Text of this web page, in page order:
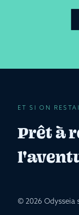
ET SI ON
Prêt à
© 2026 Odysseia